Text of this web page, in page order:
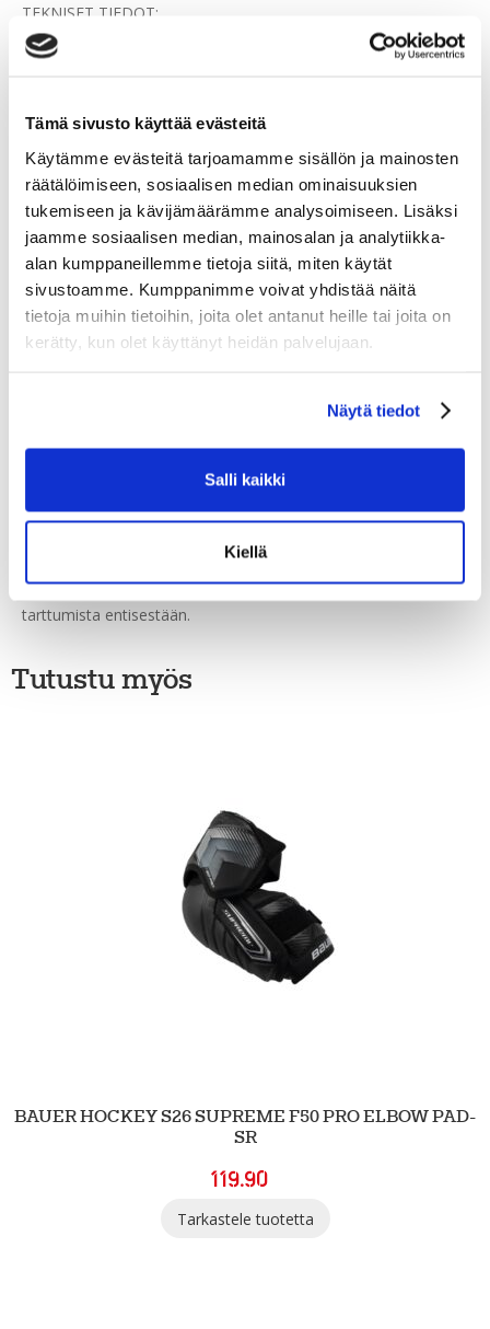
Tämä sivusto käyttää evästeitä
Käytämme evästeitä tarjoamamme sisällön ja mainosten
räätälöimiseen, sosiaalisen median ominaisuuksien
tukemiseen ja kävijämäärämme analysoimiseen. Lisäksi
jaamme sosiaalisen median, mainosalan ja analytiikka-
alan kumppaneillemme tietoja siitä, miten käytät
sivustoamme. Kumppanimme voivat yhdistää näitä
tietoja muihin tietoihin, joita olet antanut heille tai joita on
kerätty, kun olet käyttänyt heidän palvelujaan.
Näytä tiedot
Salli kaikki
Kiellä
TEKNISET TIEDOT:
Kaksitiheyksinen kämmenen vaahtomuovi (HYPERLITE HD- ja
PE-sisäosilla) – Kaksi vaahtomuovikerrosta suojaavat
parempaa suojaa.
SHOTBOOST-sormet – Kolmiosainen keskisormi ja nimetön
antavat joustavuutta, jotta voit hallita mailaa täydellisesti.
Kolmiosainen FLEX-peukalo – Anatominen kolmiosainen
peukalo parantaa liikelaajuutta.
AMP FLEX -ranneke – Saranoitu ranneke mahdollistaa ranteen
helpon taivuttamisen samalla, kun se pysyy suojattuna.
Ivory PRO -kämmen – Tämä klassinen kämmen antaa sinulle
saman tuntuman kuin ammattilaisilla.
THERMO MAX+ -vuori – Auttaa siirtämään kosteutta pois ja
Kämmenen takana olevat kaksitiheyksiset vaahtomuovit
auttavat suojaamaan sinua kuin ammattilaiselle.
Tässä hansikkaassa on AMP FLEX -ranneke, joka pitää
ranteesi peitettynä rajoittamatta liikettä.
Kolmiosainen sormi- ja peukalosuunnittelu helpottaa mailaan
tarttumista entisestään.
Tutustu myös
BAUER HOCKEY S26 SUPREME F50 PRO ELBOW PAD-
SR
119.90
Tarkastele tuotetta